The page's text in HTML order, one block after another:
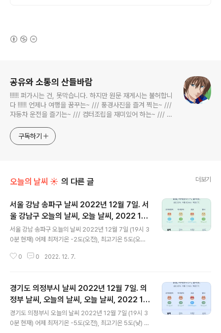
공유와 소통의 산들바람
!!!!!! 퍼가시는 건, 못막습니다. 하지만 원문 재게시는 불허합니
다 !!!!!! 언제나 여행을 꿈꾸는~ /// 풍경사진을 즐겨 찍는~ ///
자동차 운전을 즐기는~ /// 컴터조립을 재미있어 하는~ /// 고
식하는 미드가 있는~ /// 사회적 이슈에 발언하는~ 不老巨
구독하기
오늘의 날씨 ☀ 의 다른 글 더보기
서울 강남 송파구 날씨 2022년 12월 7일. 서
울 강남구 오늘의 날씨, 오늘 날씨, 2022 12
07, 초미세먼지, 미세먼지, 황사, 자외선
서울 강남 송파구 오늘의 날씨 2022년 12월 7일 (19시 3
0분 현재) 어제 최저기온 -2도(오전), 최고기온 5도(오후)
도 높은 최저기온, 어제보다 4도 높은 최고기온입니다 아
비 올 확률은 위 이미지에서 시간별 기상 상태 참조 대기상
황 공기질은 어제 초미세먼지 좋음 = 8 ㎍/m³ 미세먼지
는 좋음 = 22 ㎍/m³ 황사는 보통 = 21 ㎍/m³ 자외선
(오후) = 보통 오늘 초미세먼지 좋음 = 13 ㎍/m³ 미세먼
지는 보통 = 34 ㎍/m³ 황사는 보통 = 18 ㎍/m³ 자외선
0 0 2022. 12. 7.
경기도 의정부시 날씨 2022년 12월 7일. 의
정부 날씨, 오늘의 날씨, 오늘 날씨, 2022 12
07, 초미세먼지, 미세먼지, 황사, 자외선
경기도 의정부시 오늘의 날씨 2022년 12월 7일 (19시 3
0분 현재) 어제 최저기온 -5도(오전), 최고기온 5도(낮) 오